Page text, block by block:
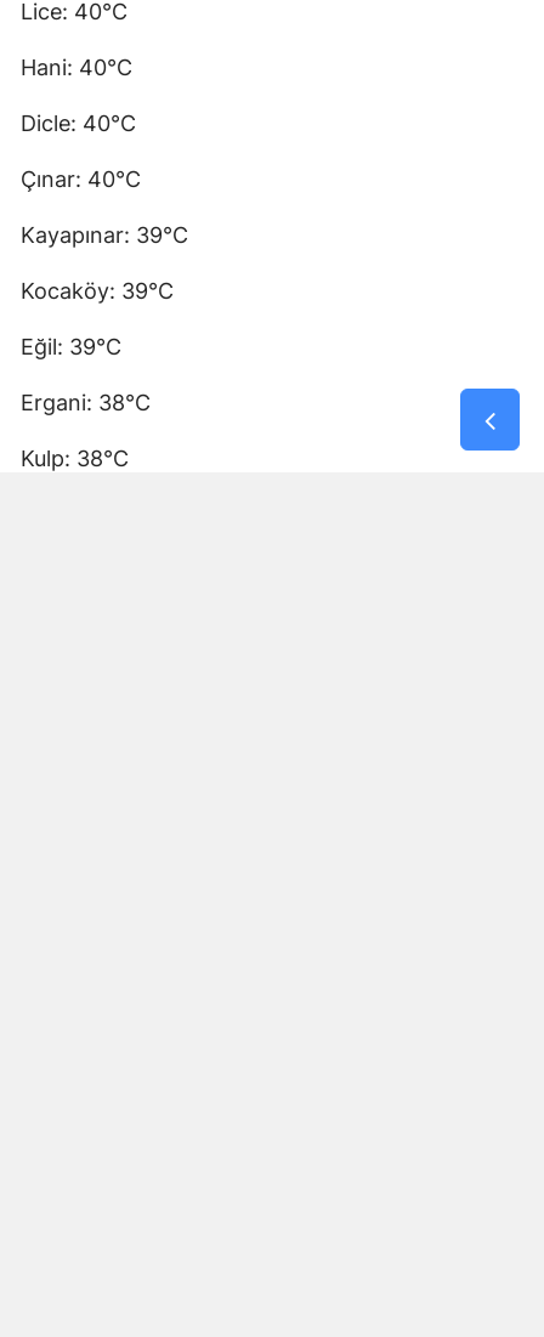
Lice: 40°C
Hani: 40°C
Dicle: 40°C
Çınar: 40°C
Kayapınar: 39°C
Kocaköy: 39°C
Eğil: 39°C
Ergani: 38°C
Kulp: 38°C